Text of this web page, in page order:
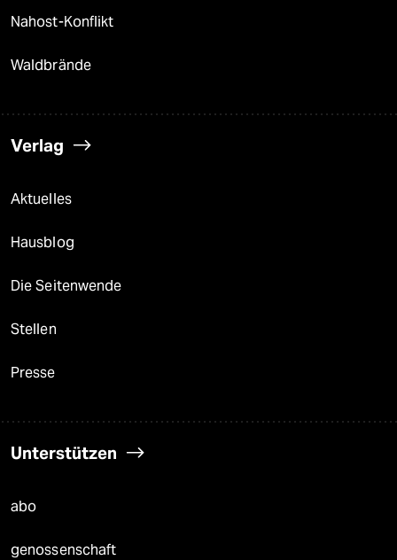
Nahost-Konflikt
Waldbrände
Verlag
Aktuelles
Hausblog
Die Seitenwende
Stellen
Presse
Unterstützen
abo
genossenschaft